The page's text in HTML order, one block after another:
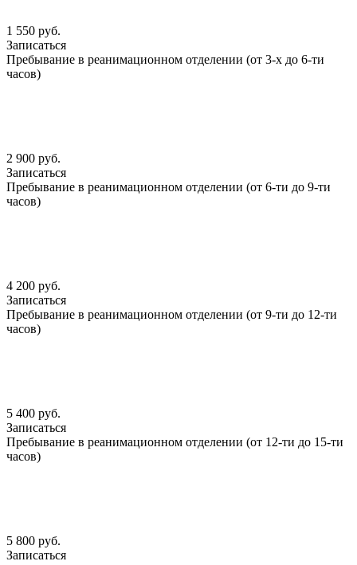
1 550 руб.
Записаться
Пребывание в реанимационном отделении (от 3-х до 6-ти
часов)
2 900 руб.
Записаться
Пребывание в реанимационном отделении (от 6-ти до 9-ти
часов)
4 200 руб.
Записаться
Пребывание в реанимационном отделении (от 9-ти до 12-ти
часов)
5 400 руб.
Записаться
Пребывание в реанимационном отделении (от 12-ти до 15-ти
часов)
5 800 руб.
Записаться